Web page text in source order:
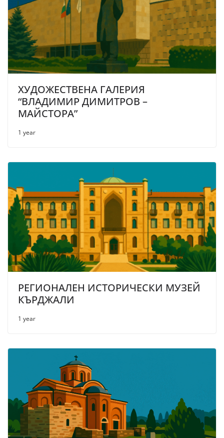
ХУДОЖЕСТВЕНА ГАЛЕРИЯ
“ВЛАДИМИР ДИМИТРОВ –
МАЙСТОРА”
1 year
РЕГИОНАЛЕН ИСТОРИЧЕСКИ МУЗЕЙ
КЪРДЖАЛИ
1 year